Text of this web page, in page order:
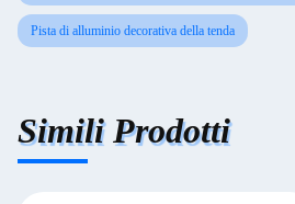
Pista di alluminio decorativa della tenda
Simili Prodotti